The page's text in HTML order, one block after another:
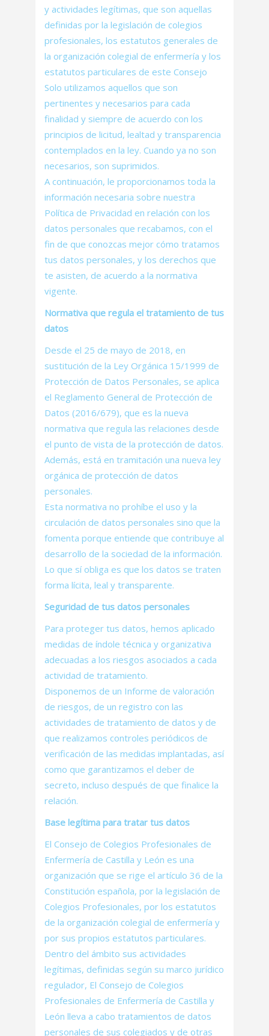
y actividades legítimas, que son aquellas
definidas por la legislación de colegios
profesionales, los estatutos generales de
la organización colegial de enfermería y los
estatutos particulares de este Consejo
Solo utilizamos aquellos que son
pertinentes y necesarios para cada
finalidad y siempre de acuerdo con los
principios de licitud, lealtad y transparencia
contemplados en la ley. Cuando ya no son
necesarios, son suprimidos.
A continuación, le proporcionamos toda la
información necesaria sobre nuestra
Política de Privacidad en relación con los
datos personales que recabamos, con el
fin de que conozcas mejor cómo tratamos
tus datos personales, y los derechos que
te asisten, de acuerdo a la normativa
vigente.
Normativa que regula el tratamiento de tus
datos
Desde el 25 de mayo de 2018, en
sustitución de la Ley Orgánica 15/1999 de
Protección de Datos Personales, se aplica
el Reglamento General de Protección de
Datos (2016/679), que es la nueva
normativa que regula las relaciones desde
el punto de vista de la protección de datos.
Además, está en tramitación una nueva ley
orgánica de protección de datos
personales.
Esta normativa no prohíbe el uso y la
circulación de datos personales sino que la
fomenta porque entiende que contribuye al
desarrollo de la sociedad de la información.
Lo que sí obliga es que los datos se traten
forma lícita, leal y transparente.
Seguridad de tus datos personales
Para proteger tus datos, hemos aplicado
medidas de índole técnica y organizativa
adecuadas a los riesgos asociados a cada
actividad de tratamiento.
Disponemos de un Informe de valoración
de riesgos, de un registro con las
actividades de tratamiento de datos y de
que realizamos controles periódicos de
verificación de las medidas implantadas, así
como que garantizamos el deber de
secreto, incluso después de que finalice la
relación.
Base legítima para tratar tus datos
El Consejo de Colegios Profesionales de
Enfermería de Castilla y León es una
organización que se rige el artículo 36 de la
Constitución española, por la legislación de
Colegios Profesionales, por los estatutos
de la organización colegial de enfermería y
por sus propios estatutos particulares.
Dentro del ámbito sus actividades
legítimas, definidas según su marco jurídico
regulador, El Consejo de Colegios
Profesionales de Enfermería de Castilla y
León lleva a cabo tratamientos de datos
personales de sus colegiados y de otras